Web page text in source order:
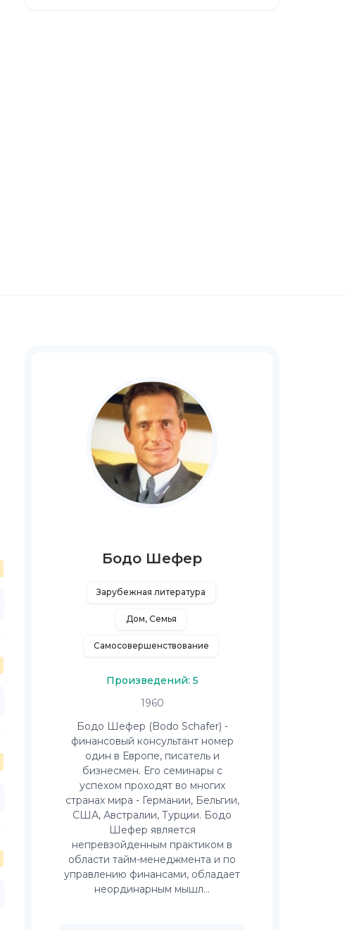
Бодо Шефер
Зарубежная литература
Дом, Семья
Самосовершенствование
Произведений: 5
1960
Бодо Шефер (Bodo Schafer) -
финансовый консультант номер
один в Европе, писатель и
бизнесмен. Его семинары с
успехом проходят во многих
странах мира - Германии, Бельгии,
США, Австралии, Турции. Бодо
Шефер является
непревзойденным практиком в
области тайм-менеджмента и по
управлению финансами, обладает
неординарным мышл...